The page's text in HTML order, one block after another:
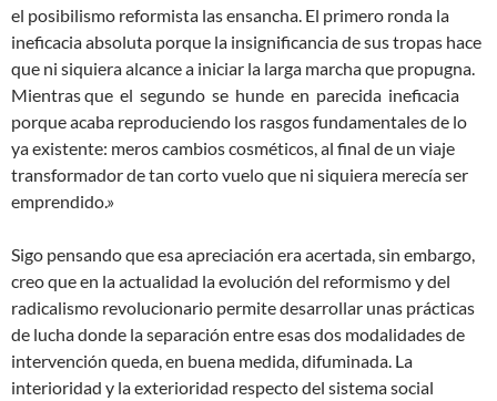
el posibilismo reformista las ensancha. El primero ronda la
ineficacia absoluta porque la insignificancia de sus tropas hace
que ni siquiera alcance a iniciar la larga marcha que propugna.
Mientras que el segundo se hunde en parecida ineficacia
porque acaba reproduciendo los rasgos fundamentales de lo
ya existente: meros cambios cosméticos, al final de un viaje
transformador de tan corto vuelo que ni siquiera merecía ser
emprendido.»
Sigo pensando que esa apreciación era acertada, sin embargo,
creo que en la actualidad la evolución del reformismo y del
radicalismo revolucionario permite desarrollar unas prácticas
de lucha donde la separación entre esas dos modalidades de
intervención queda, en buena medida, difuminada. La
interioridad y la exterioridad respecto del sistema social